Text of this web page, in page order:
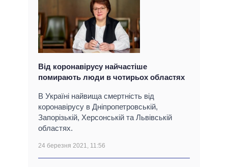
Від коронавірусу найчастіше
помирають люди в чотирьох областях
В Україні найвища смертність від
коронавірусу в Дніпропетровській,
Запорізькій, Херсонській та Львівській
областях.
24 березня 2021, 11:56